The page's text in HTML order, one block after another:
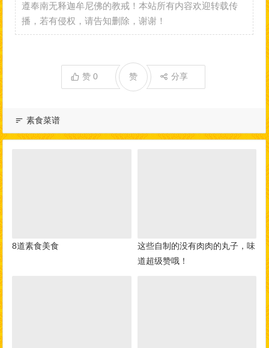
遵奉南无释迦牟尼佛的教戒！本站所有内容欢迎转载传
播，若有侵权，请告知删除，谢谢！
赞0 分享
赞
素食菜谱
8道素食美食
这些自制的没有肉肉的丸子，味
道超级赞哦！